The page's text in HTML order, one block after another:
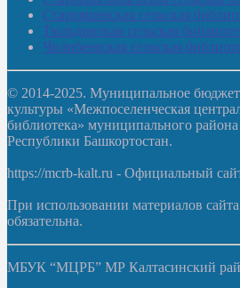
Старояшевская сельская
Тюльдинская сельская
Чилибеевская сельская
© 2014-2025. Муниципальное
культуры «Межпоселенческая
библиотека» муниципального
Республики Башкортостан.
https://mcrb-kalt.ru - Официальный
При использовании материалов
обязательна.
МБУК “МЦРБ” МР Калтасинский